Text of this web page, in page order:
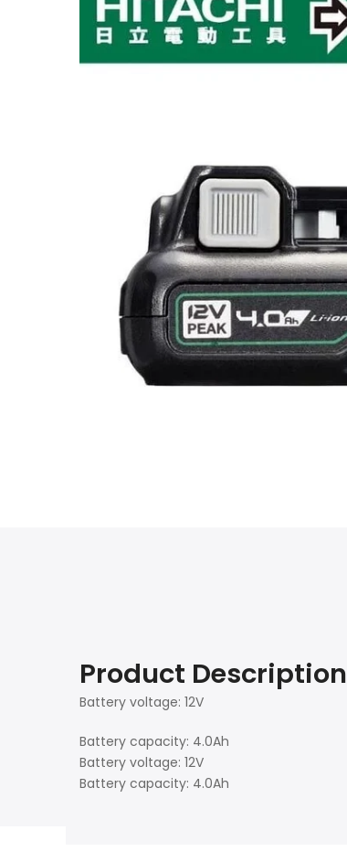
Product Description
Battery voltage: 12V
Battery capacity: 4.0Ah
Battery voltage: 12V
Battery capacity: 4.0Ah